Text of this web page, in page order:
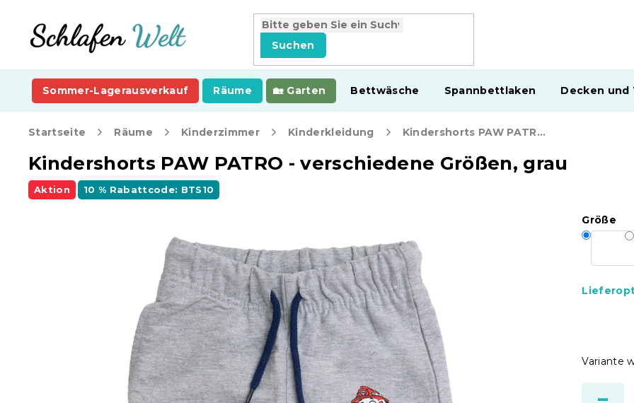
springen
Suchen
Sommer-Lagerausverkauf Räume Garten Bettwäsche Spannbettlaken Decken und
Startseite Räume Kinderzimmer Kinderkleidung Kindershorts PAW PATRO - verschiedene Größen, grau
Kindershorts PAW PATRO - verschiedene Größen, grau
Aktion 10 % Rabattcode: BTS10
Variante
Größe